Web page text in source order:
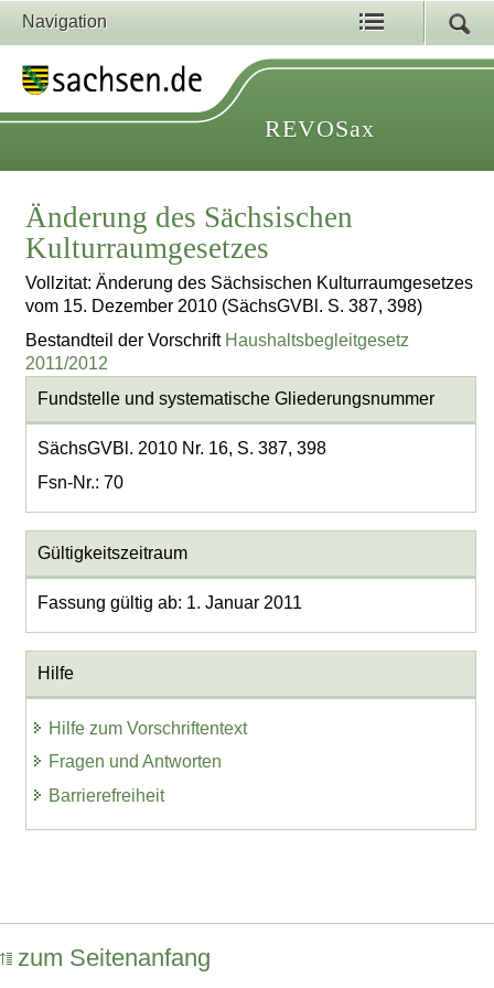
Navigation
REVOSax
Änderung des Sächsischen
Kulturraumgesetzes
Vollzitat: Änderung des Sächsischen Kulturraumgesetzes
vom 15. Dezember 2010 (SächsGVBl. S. 387, 398)
Bestandteil der Vorschrift Haushaltsbegleitgesetz
2011/2012
Fundstelle und systematische Gliederungsnummer
SächsGVBl. 2010 Nr. 16, S. 387, 398
Fsn-Nr.: 70
Gültigkeitszeitraum
Fassung gültig ab: 1. Januar 2011
Hilfe
Hilfe zum Vorschriftentext
Fragen und Antworten
Barrierefreiheit
zum Seitenanfang